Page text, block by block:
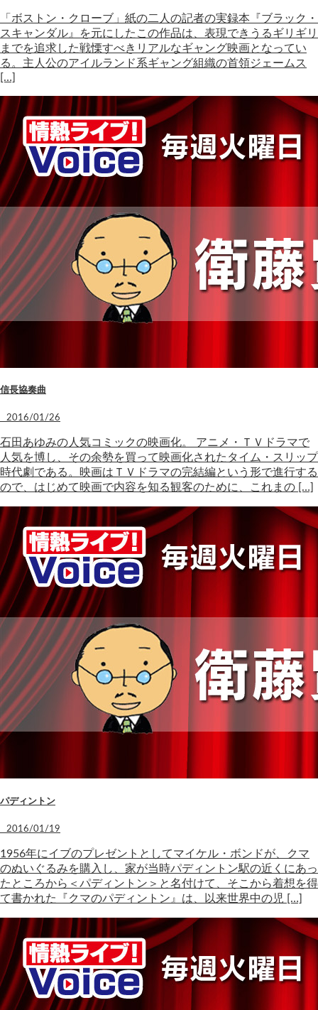
「ボストン・クローブ」紙の二人の記者の実録本『ブラック・
スキャンダル』を元にしたこの作品は、表現できうるギリギリ
までを追求した戦慄すべきリアルなギャング映画となってい
る。主人公のアイルランド系ギャング組織の首領ジェームス
[…]
信長協奏曲
2016/01/26
石田あゆみの人気コミックの映画化。 アニメ・ＴＶドラマで
人気を博し、その余勢を買って映画化されたタイム・スリップ
時代劇である。映画はＴＶドラマの完結編という形で進行する
ので、はじめて映画で内容を知る観客のために、これまの […]
パディントン
2016/01/19
1956年にイブのプレゼントとしてマイケル・ボンドが、クマ
のぬいぐるみを購入し、家が当時パディントン駅の近くにあっ
たところから＜パディントン＞と名付けて、そこから着想を得
て書かれた『クマのパディントン』は、以来世界中の児 […]